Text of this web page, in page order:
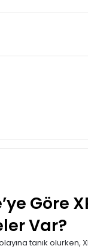
Göre
Var?
tanık olurken,